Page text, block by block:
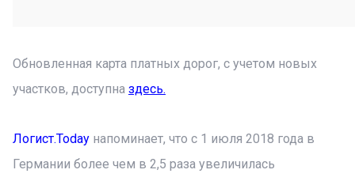
Обновленная карта платных дорог, с учетом новых
участков, доступна здесь.
Логист.Today напоминает, что с 1 июля 2018 года в
Германии более чем в 2,5 раза увеличилась